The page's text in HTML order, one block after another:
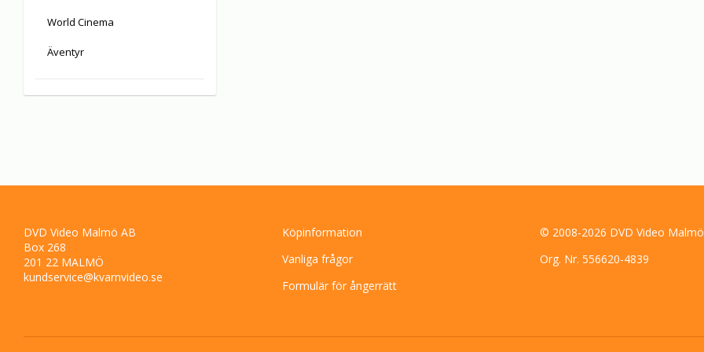
World Cinema
Äventyr
DVD Video Malmö AB
Box 268
201 22 MALMÖ
kundservice@kvarnvideo.se
Köpinformation
Vanliga frågor
Formulär för ångerrätt
© 2008-2026 DVD Video
Org. Nr. 556620-4839